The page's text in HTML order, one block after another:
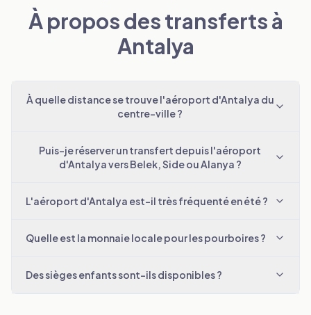
À propos des transferts à
Antalya
À quelle distance se trouve l'aéroport d'Antalya du
centre-ville ?
Puis-je réserver un transfert depuis l'aéroport
d'Antalya vers Belek, Side ou Alanya ?
L'aéroport d'Antalya est-il très fréquenté en été ?
Quelle est la monnaie locale pour les pourboires ?
Des sièges enfants sont-ils disponibles ?